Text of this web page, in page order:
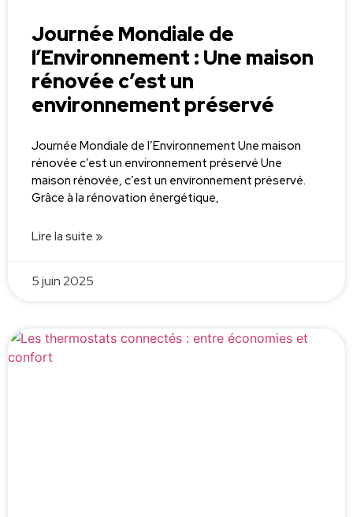
Journée Mondiale de
l’Environnement : Une maison
rénovée c’est un
environnement préservé
Journée Mondiale de l’Environnement Une maison
rénovée c’est un environnement préservé Une
maison rénovée, c’est un environnement préservé.
Grâce à la rénovation énergétique,
Lire la suite »
5 juin 2025